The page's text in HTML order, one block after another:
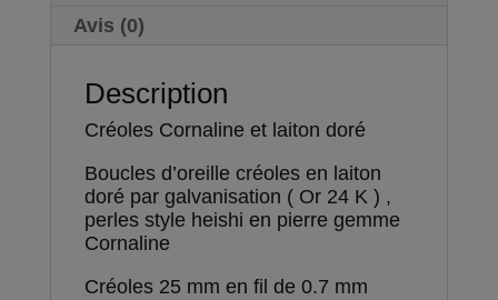
Avis (0)
Description
Créoles Cornaline et laiton doré
Boucles d’oreille créoles en laiton
doré par galvanisation ( Or 24 K ) ,
perles style heishi en pierre gemme
Cornaline
Créoles 25 mm en fil de 0.7 mm